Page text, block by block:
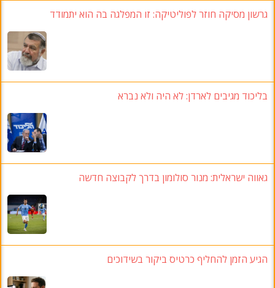
גרשון מסיקה חוזר לפוליטיקה: זו המפלגה בה הוא יתמודד
בליכוד מגיבים לארדן: לא היה ולא נברא
גאווה ישראלית: מנור סולומון בדרך לקבוצה חדשה
הגיע הזמן להחליף כרטיס ביקור בשידוכים